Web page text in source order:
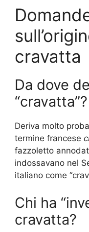
cravatta
Da dove
“cravatta”?
Deriva molto
termine francese
fazzoletto
indossavano nel
italiano come
Chi ha
cravatta?